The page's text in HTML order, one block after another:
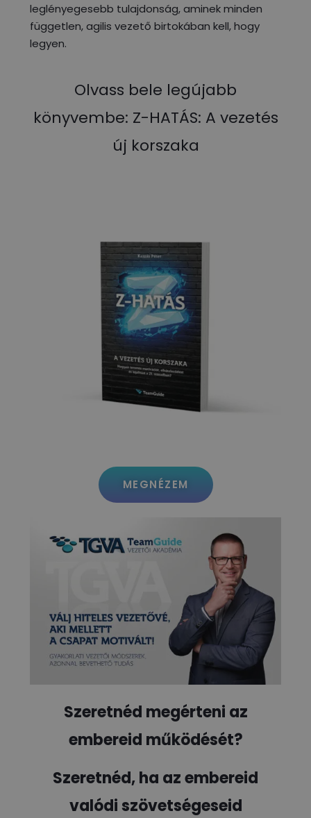
leglényegesebb tulajdonság, aminek minden
független, agilis vezető birtokában kell, hogy
legyen.
Olvass bele legújabb
könyvembe: Z-HATÁS: A vezetés
új korszaka
MEGNÉZEM
Szeretnéd megérteni az
embereid működését?
Szeretnéd, ha az embereid
valódi szövetségeseid